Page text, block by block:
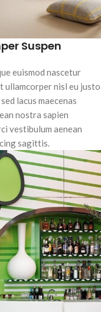
Suspen
euismod nascetur
ullamcorper nisl eu justo
lacus maecenas
nostra sapien
vestibulum aenean
sagittis.